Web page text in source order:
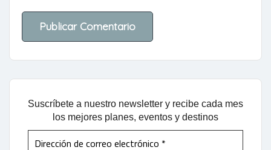
Suscríbete a nuestro newsletter y recibe cada mes
los mejores planes, eventos y destinos